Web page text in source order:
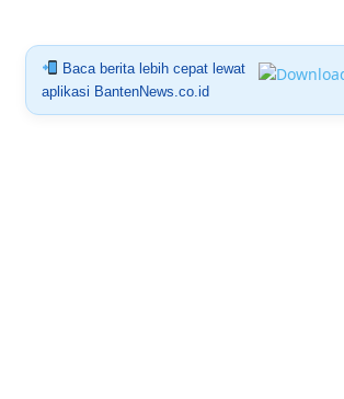
Baca berita lebih cepat lewat
aplikasi BantenNews.co.id